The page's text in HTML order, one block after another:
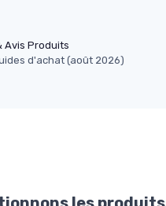
Avis Produits
d'achat (août 2026)